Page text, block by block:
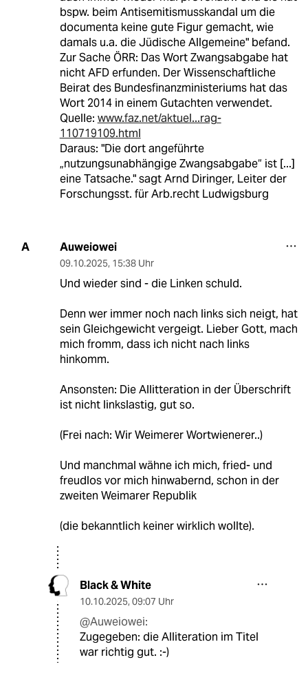
bspw. beim Antisemitismusskandal um die
documenta keine gute Figur gemacht, wie
damals u.a. die Jüdische Allgemeine" befand.
Zur Sache ÖRR: Das Wort Zwangsabgabe hat
nicht AFD erfunden. Der Wissenschaftliche
Beirat des Bundesfinanzministeriums hat das
Wort 2014 in einem Gutachten verwendet.
Quelle: www.faz.net/aktuel...rag-
110719109.html
Daraus: "Die dort angeführte
„nutzungsunabhängige Zwangsabgabe“ ist [...]
eine Tatsache." sagt Arnd Diringer, Leiter der
Forschungsst. für Arb.recht Ludwigsburg
A Auweiowei
09.10.2025, 15:38 Uhr
Und wieder sind - die Linken schuld.
Denn wer immer noch nach links sich neigt, hat
sein Gleichgewicht vergeigt. Lieber Gott, mach
mich fromm, dass ich nicht nach links
hinkomm.
Ansonsten: Die Allitteration in der Überschrift
ist nicht linkslastig, gut so.
(Frei nach: Wir Weimerer Wortwienerer..)
Und manchmal wähne ich mich, fried- und
freudlos vor mich hinwabernd, schon in der
zweiten Weimarer Republik
(die bekanntlich keiner wirklich wollte).
Black & White
10.10.2025, 09:07 Uhr
@Auweiowei:
Zugegeben: die Alliteration im Titel
war richtig gut. :-)